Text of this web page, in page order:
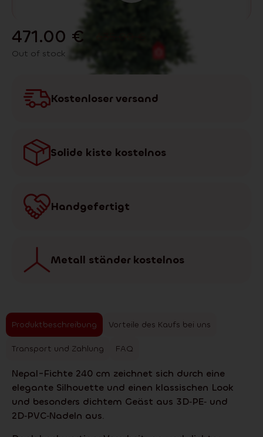
471.00 €
Out of stock
Kostenloser versand
Solide kiste kostelnos
Handgefertigt
Metall ständer kostelnos
Produktbeschreibung Vorteile des Kaufs bei uns
Transport und Zahlung FAQ
Nepal-Fichte 240 cm zeichnet sich durch eine
elegante Silhouette und einen klassischen Look
und besonders dichtem Geäst aus 3D‑PE‑ und
2D‑PVC‑Nadeln aus.